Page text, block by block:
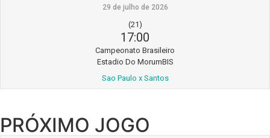
29 de julho de 2026
(21)
17:00
Campeonato Brasileiro
Estadio Do MorumBIS
Sao Paulo x Santos
PRÓXIMO JOGO